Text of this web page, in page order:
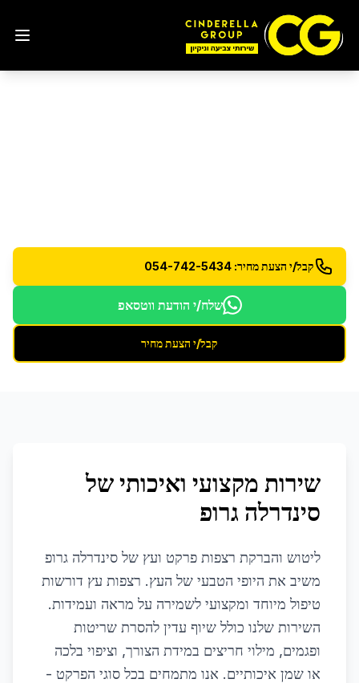
קבל/י הצעת מחיר: 054-742-5434
שלח/י הודעת ווטסאפ
קבל/י הצעת מחיר
שירות מקצועי ואיכותי של
סינדרלה גרופ
ליטוש והברקת רצפות פרקט ועץ של סינדרלה גרופ
משיב את היופי הטבעי של העץ. רצפות עץ דורשות
טיפול מיוחד ומקצועי לשמירה על מראה ועמידות.
השירות שלנו כולל שיוף עדין להסרת שריטות
ופגמים, מילוי חריצים במידת הצורך, וציפוי בלכה
או שמן איכותיים. אנו מתמחים בכל סוגי הפרקט -